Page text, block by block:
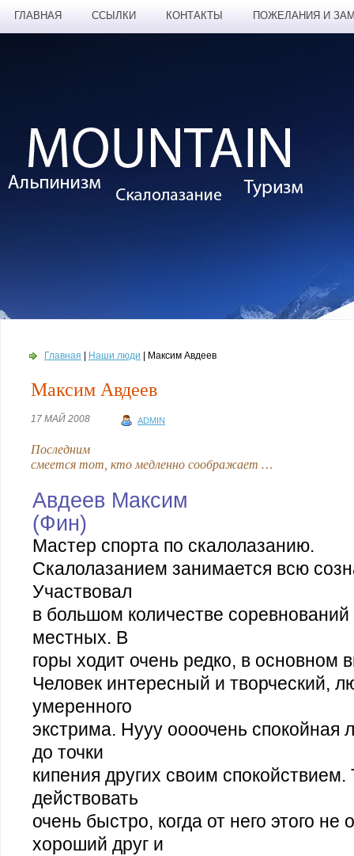
ГЛАВНАЯ ССЫЛКИ КОНТАКТЫ ПОЖЕЛАНИЯ И
Главная Наши люди | Максим Авдеев
Максим Авдеев
17 МАЙ 2008 ADMIN
Последним
смеется тот, кто медленно соображает …
Авдеев Максим
(Фин)
Мастер спорта по скалолазанию.
Скалолазанием занимается всю
Участвовал
в большом количестве
местных. В
горы ходит очень редко, в основном
Человек интересный и творческий,
умеренного
экстрима. Нууу оооочень спокойная
до точки
кипения других своим
действовать
очень быстро, когда от него этого
хороший друг и